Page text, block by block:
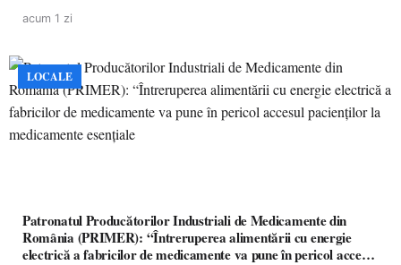
acum 1 zi
LOCALE
Patronatul Producătorilor Industriali de Medicamente din
România (PRIMER): “Întreruperea alimentării cu energie
electrică a fabricilor de medicamente va pune în pericol accesul